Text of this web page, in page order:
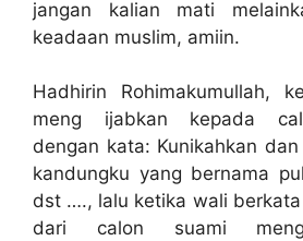
jangan kalian mati
keadaan muslim, amiin.
Hadhirin Rohimakumullah,
meng ijabkan kepada
dengan kata: Kunikahkan
kandungku yang bernama
dst …., lalu ketika wali berkata
dari calon suami